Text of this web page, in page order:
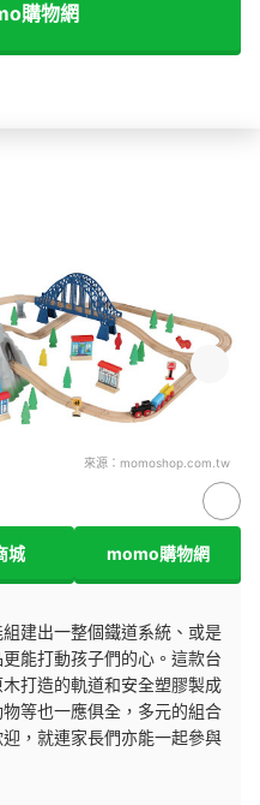
購物網
來源： momoshop.com.tw
城 momo購物網
建出一整個鐵道系統、或是
能打動孩子們的心。這款台
打造的軌道和安全塑膠製成
等也一應俱全，多元的組合
，就連家長們亦能一起參與